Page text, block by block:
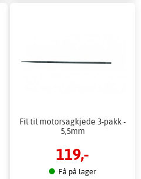
Fil til motorsagkjede 3-pakk -
5,5mm
119,-
Få på lager